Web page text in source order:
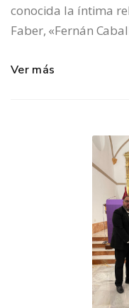
conocida la íntima
Faber, «Fernán
Ver más